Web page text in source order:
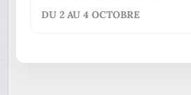
DU 2 AU 4 OCTOBRE